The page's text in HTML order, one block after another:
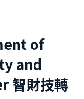
of
and
智財技轉